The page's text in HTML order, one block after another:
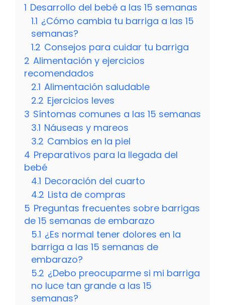
1 Desarrollo del bebé a las 15 semanas
1.1 ¿Cómo cambia tu barriga a las 15
semanas?
1.2 Consejos para cuidar tu barriga
2 Alimentación y ejercicios
recomendados
2.1 Alimentación saludable
2.2 Ejercicios leves
3 Síntomas comunes a las 15 semanas
3.1 Náuseas y mareos
3.2 Cambios en la piel
4 Preparativos para la llegada del
bebé
4.1 Decoración del cuarto
4.2 Lista de compras
5 Preguntas frecuentes sobre barrigas
de 15 semanas de embarazo
5.1 ¿Es normal tener dolores en la
barriga a las 15 semanas de
embarazo?
5.2 ¿Debo preocuparme si mi barriga
no luce tan grande a las 15
semanas?